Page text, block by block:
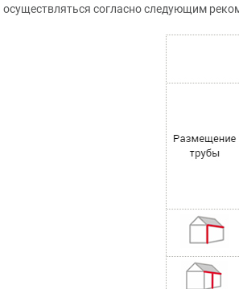
согласно следующим